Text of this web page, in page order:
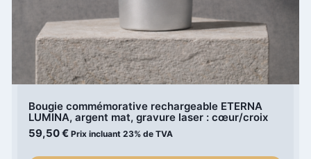
Bougie commémorative rechargeable ETERNA
LUMINA, argent mat, gravure laser : cœur/croix
59,50€ Prix incluant 23% de TVA